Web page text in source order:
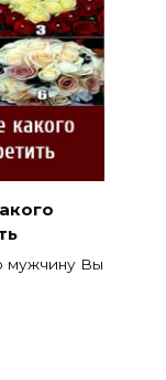
мужчину Вы